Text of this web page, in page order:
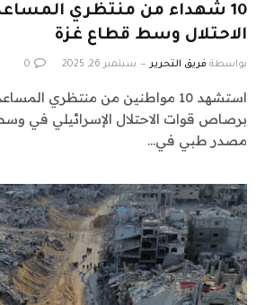
10 شهداء من منتظري
الاحتلال وسط قطاع غزة
بواسطة فريق التحرير سبتمبر 26, 2025 0
استشهد 10 مواطنين من منتظري
برصاص قوات الاحتلال الإسرائيلي في
مصدر طبي في…